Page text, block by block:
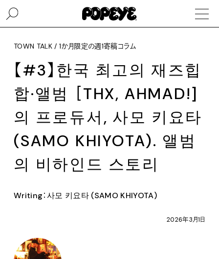
TOWN TALK / 1か月限定の週1寄稿コラム
【#3】한국 최고의 재즈힙
합·앨범 ［THX, AHMAD!]
의 프로듀서, 사모 키요타
(SAMO KHIYOTA). 앨범
의 비하인드 스토리
Writing：사모 키요타 (SAMO KHIYOTA)
2026年3月1日